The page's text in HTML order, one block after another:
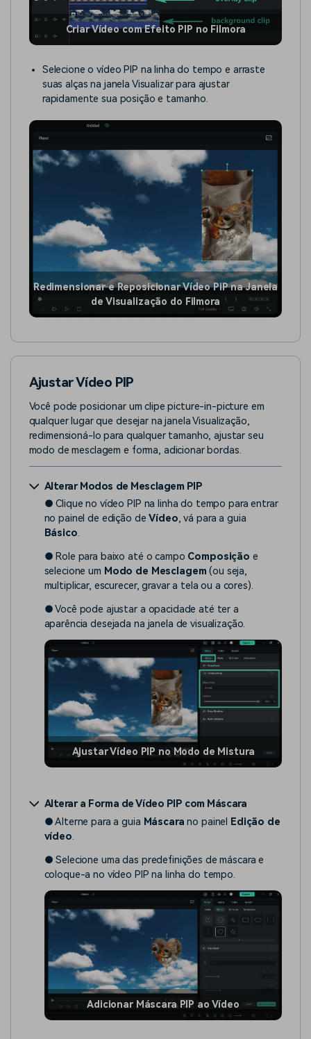
Criar Vídeo com Efeito PIP no Filmora
Selecione o vídeo PIP na linha do tempo e arraste
suas alças na janela Visualizar para ajustar
rapidamente sua posição e tamanho.
Redimensionar e Reposicionar Vídeo PiP na Janela
de Visualização do Filmora
Ajustar Vídeo PIP
Você pode posicionar um clipe picture-in-picture em
qualquer lugar que desejar na janela Visualização,
redimensioná-lo para qualquer tamanho, ajustar seu
modo de mesclagem e forma, adicionar bordas.
Alterar Modos de Mesclagem PIP
● Clique no vídeo PIP na linha do tempo para entrar
no painel de edição deVídeo, vá para a guia
Básico.
● Role para baixo até o campo Composição e
selecione um Modo de Mesclagem (ou seja,
multiplicar, escurecer, gravar a tela ou a cores).
● Você pode ajustar a opacidade até ter a
aparência desejada na janela de visualização.
Ajustar Vídeo PIP no Modo de Mistura
Alterar a Forma de Vídeo PIP com Máscara
● Alterne para a guia Máscara no painel
Edição de
vídeo.
● Selecione uma das predefinições de máscara e
coloque-a no vídeo PIP na linha do tempo.
Adicionar Máscara PIP ao Vídeo